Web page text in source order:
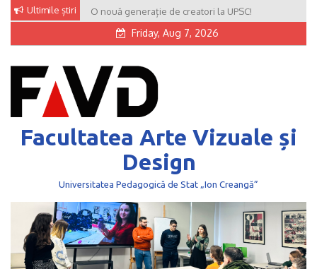
Skip
content
Ultimile știri O nouă generație de creatori la UPSC!
Friday, Aug 7, 2026
Facultatea Arte Vizuale și
Design
Universitatea Pedagogică de Stat „Ion Creangă”